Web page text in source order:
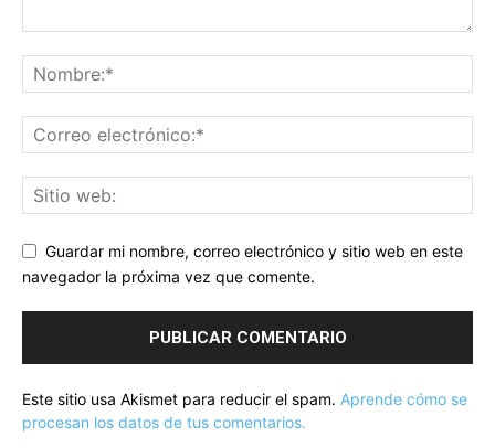
Guardar mi nombre, correo electrónico y sitio web en este
navegador la próxima vez que comente.
Este sitio usa Akismet para reducir el spam. Aprende cómo se
procesan los datos de tus comentarios.